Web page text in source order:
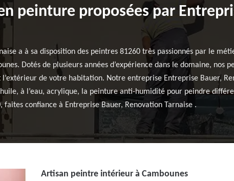
peinture proposées par
a à sa disposition des peintres 81260 très passionnés par le
Dotés de plusieurs années d’expérience dans le domaine, nos
de votre habitation. Notre entreprise Entreprise Bauer,
à l’eau, acrylique, la peinture anti-humidité pour peindre
confiance à Entreprise Bauer, Renovation Tarnaise .
Artisan peintre intérieur à Cambounes